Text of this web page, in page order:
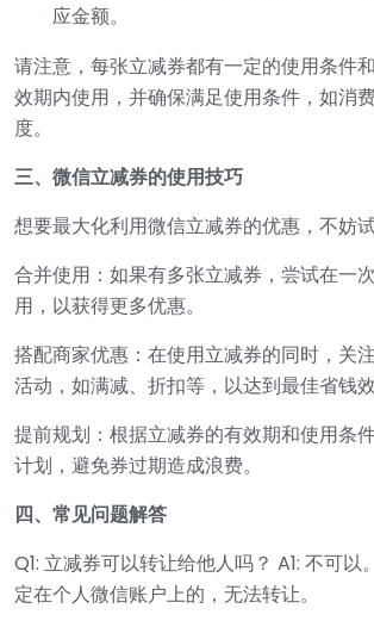
应金额。
请注意，每张立减券都有一定的使用条件
效期内使用，并确保满足使用条件，如消
度。
三、微信立减券的使用技巧
想要最大化利用微信立减券的优惠，不妨
合并使用：如果有多张立减券，尝试在一
用，以获得更多优惠。
搭配商家优惠：在使用立减券的同时，关
活动，如满减、折扣等，以达到最佳省钱效
提前规划：根据立减券的有效期和使用条
计划，避免券过期造成浪费。
四、常见问题解答
Q1: 立减券可以转让给他人吗？ A1: 不可
定在个人微信账户上的，无法转让。